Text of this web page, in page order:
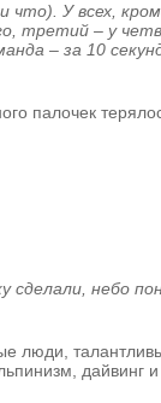
У всех,
третий – у
– за 10
палочек
сделали, небо
люди,
дайвинг и